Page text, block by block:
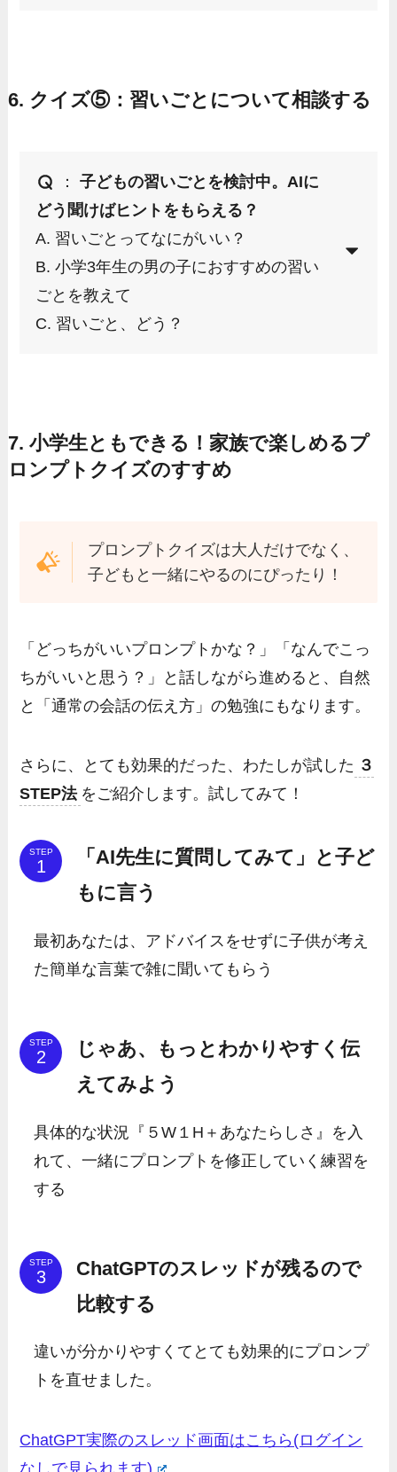
6. クイズ⑤：習いごとについて相談する
：
子どもの習いごとを検討中。AIに
どう聞けばヒントをもらえる？
A. 習いごとってなにがいい？
B. 小学3年生の男の子におすすめの習い
ごとを教えて
C. 習いごと、どう？
7. 小学生ともできる！家族で楽しめるプ
ロンプトクイズのすすめ
プロンプトクイズは大人だけでなく、
子どもと一緒にやるのにぴったり！
「どっちがいいプロンプトかな？」「なんでこっ
ちがいいと思う？」と話しながら進めると、自然
と「通常の会話の伝え方」の勉強にもなります。
さらに、とても効果的だった、わたしが試した ３
STEP法 をご紹介します。試してみて！
STEP
「AI先生に質問してみて」と子ど
もに言う
最初あなたは、アドバイスをせずに子供が考え
た簡単な言葉で雑に聞いてもらう
STEP
じゃあ、もっとわかりやすく伝
えてみよう
具体的な状況『５W１H＋あなたらしさ』を入
れて、一緒にプロンプトを修正していく練習を
する
STEP
ChatGPTのスレッドが残るので
比較する
違いが分かりやすくてとても効果的にプロンプ
トを直せました。
ChatGPT実際のスレッド画面はこちら(ログイン